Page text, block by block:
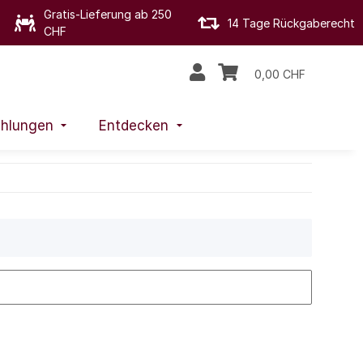
Gratis-Lieferung ab 250
CHF
14 Tage Rückgaberecht
0,00 CHF
Entdecken